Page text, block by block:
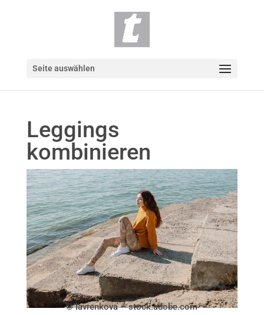
Seite auswählen
Leggings
kombinieren
© lavrenkova – stock.adobe.com